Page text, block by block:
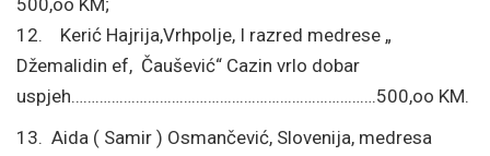
500,oo KM;
12. Kerić Hajrija,Vrhpolje, I razred medrese „
Džemalidin ef, Čaušević“ Cazin vrlo dobar
uspjeh………………………………………………………………….500,oo KM.
13. Aida ( Samir ) Osmančević, Slovenija, medresa